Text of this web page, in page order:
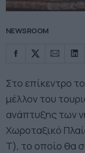
NEWSROOM
Στο επίκεντρο
μέλλον του
ανάπτυξης των
Χωροταξικό
Τ), το οποίο θα